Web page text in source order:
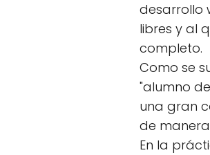
desarrollo
libres y al
completo.
Como se
"alumno
una gran
de
En la